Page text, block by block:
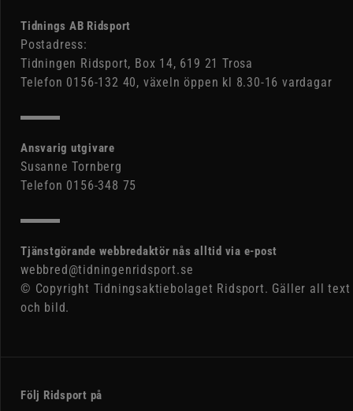
Tidnings AB Ridsport
Postadress:
Tidningen Ridsport, Box 14, 619 21 Trosa
Telefon 0156-132 40, växeln öppen kl 8.30-16 vardagar
Ansvarig utgivare
Susanne Tornberg
Telefon 0156-348 75
Tjänstgörande webbredaktör nås alltid via e-post
webbred@tidningenridsport.se
© Copyright Tidningsaktiebolaget Ridsport. Gäller all text
och bild.
Följ Ridsport på